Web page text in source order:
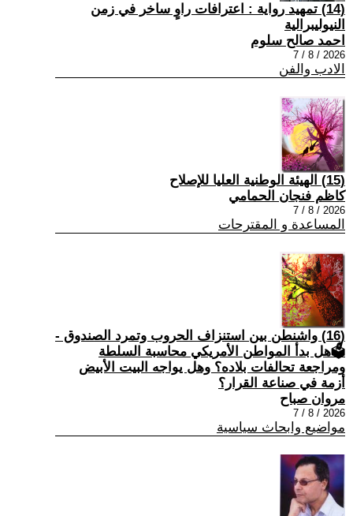
(14) تمهيد رواية : اعترافات راوٍ ساخر في زمن
النيوليبرالية
احمد صالح سلوم
2026 / 8 / 7
الادب والفن
(15) الهيئة الوطنية العليا للإصلاح
كاظم فنجان الحمامي
2026 / 8 / 7
المساعدة و المقترحات
(16) واشنطن بين استنزاف الحروب وتمرد الصندوق -
🗳هل بدأ المواطن الأمريكي محاسبة السلطة
ومراجعة تحالفات بلاده؟ وهل يواجه البيت الأبيض
أزمة في صناعة القرار؟
مروان صباح
2026 / 8 / 7
مواضيع وابحاث سياسية